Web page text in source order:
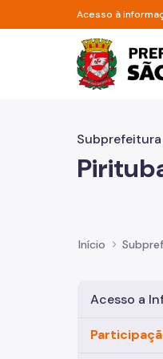
Pular para o Conteúdo
Acesso à
Subprefeitura
Início
Acesso a